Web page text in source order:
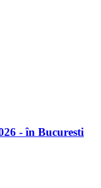
- în Bucuresti